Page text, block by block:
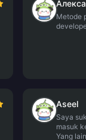
Metode
Aseel
Saya
masuk
Yang